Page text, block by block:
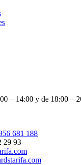
– 14:00 y de 18:00 –
681 188
29 93